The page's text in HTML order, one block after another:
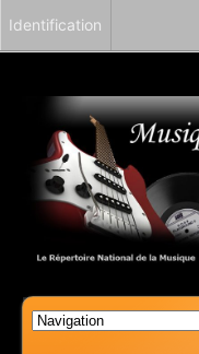
Identification